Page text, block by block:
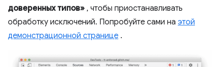
доверенных типов» , чтобы приостанавливать
обработку исключений. Попробуйте сами на этой
демонстрационной странице .